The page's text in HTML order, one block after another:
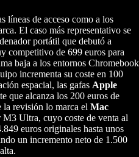
líneas de acceso como a los
El caso más representativo se
portátil que debutó a
competitivo de 699 euros para
baja a los entornos Chromebook
incrementa su coste en 100
espacial, las gafas Apple
que alcanza los 200 euros de
la revisión lo marca el Mac
Ultra, cuyo coste de venta al
euros originales hasta unos
un incremento neto de 1.500